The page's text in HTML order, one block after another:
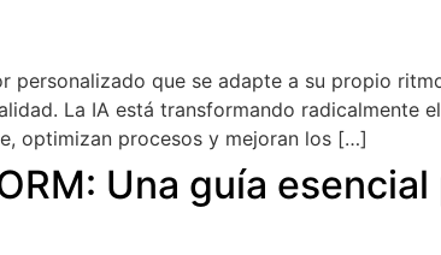
que se adapte a su propio
La IA está transformando radicalmente
optimizan procesos y mejoran los […]
Una guía